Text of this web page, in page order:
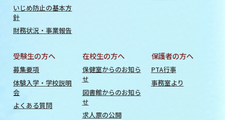
いじめ防止の基本方
針
財務状況・事業報告
受験生の方へ
募集要項
体験入学・学校説明
会
よくある質問
在校生の方へ
保健室からのお知ら
せ
図書館からのお知ら
せ
求人票の公開
保護者の方へ
PTA行事
事務室より